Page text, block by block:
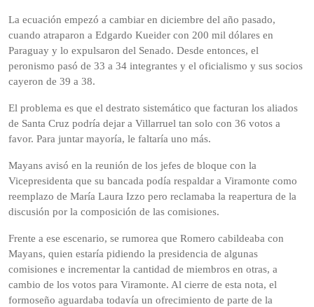
La ecuación empezó a cambiar en diciembre del año pasado,
cuando atraparon a Edgardo Kueider con 200 mil dólares en
Paraguay y lo expulsaron del Senado. Desde entonces, el
peronismo pasó de 33 a 34 integrantes y el oficialismo y sus socios
cayeron de 39 a 38.
El problema es que el destrato sistemático que facturan los aliados
de Santa Cruz podría dejar a Villarruel tan solo con 36 votos a
favor. Para juntar mayoría, le faltaría uno más.
Mayans avisó en la reunión de los jefes de bloque con la
Vicepresidenta que su bancada podía respaldar a Viramonte como
reemplazo de María Laura Izzo pero reclamaba la reapertura de la
discusión por la composición de las comisiones.
Frente a ese escenario, se rumorea que Romero cabildeaba con
Mayans, quien estaría pidiendo la presidencia de algunas
comisiones e incrementar la cantidad de miembros en otras, a
cambio de los votos para Viramonte. Al cierre de esta nota, el
formoseño aguardaba todavía un ofrecimiento de parte de la